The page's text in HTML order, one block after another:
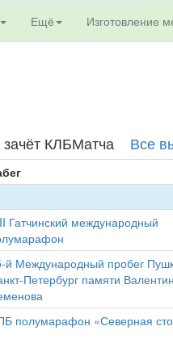
Ещё Изготовление
зачёт КЛБМатча Все
Гатчинский международный
й Международный пробег
Петербург памяти
полумарафон «Северная